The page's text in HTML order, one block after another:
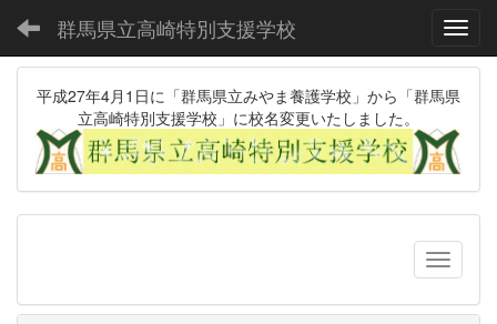
群馬県立高崎特別支援学校
平成27年4月1日に「群馬県立みやま養護学校」から「群馬県
立高崎特別支援学校」に校名変更いたしました。